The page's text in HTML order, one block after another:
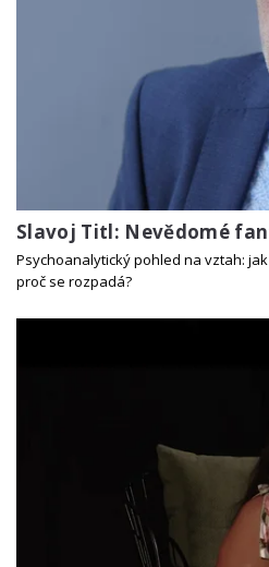
Slavoj Titl: Nevědomé
Psychoanalytický pohled na vztah:
proč se rozpadá?